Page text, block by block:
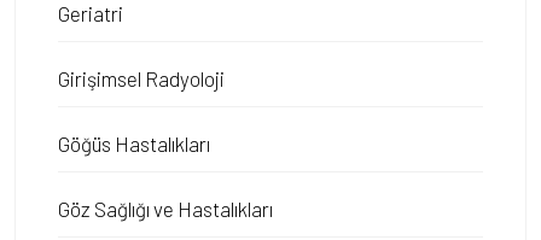
Geriatri
Girişimsel Radyoloji
Göğüs Hastalıkları
Göz Sağlığı ve Hastalıkları